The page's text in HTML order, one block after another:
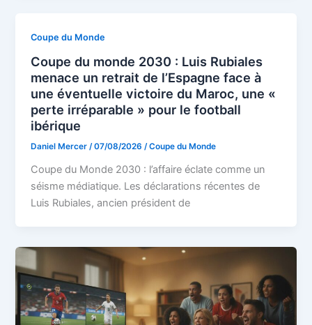
Coupe du Monde
Coupe du monde 2030 : Luis Rubiales
menace un retrait de l’Espagne face à
une éventuelle victoire du Maroc, une «
perte irréparable » pour le football
ibérique
Daniel Mercer/07/08/2026/Coupe du Monde
Coupe du Monde 2030 : l’affaire éclate comme un
séisme médiatique. Les déclarations récentes de
Luis Rubiales, ancien président de